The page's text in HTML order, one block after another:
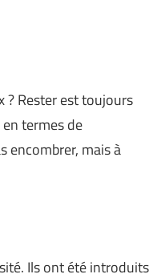
? Rester est toujours
termes de
encombrer, mais à
Ils ont été introduits